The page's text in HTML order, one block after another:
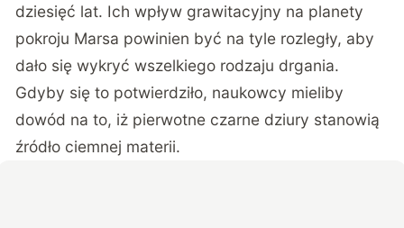
dziesięć lat. Ich wpływ grawitacyjny na planety
pokroju Marsa powinien być na tyle rozległy, aby
dało się wykryć wszelkiego rodzaju drgania.
Gdyby się to potwierdziło, naukowcy mieliby
dowód na to, iż pierwotne czarne dziury stanowią
źródło ciemnej materii.